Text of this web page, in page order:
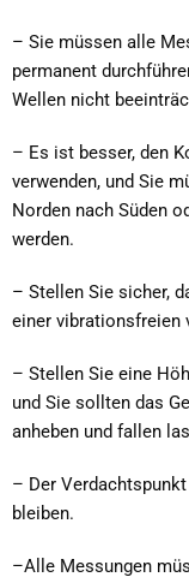
– Sie müssen alle
permanent
Wellen nicht
– Es ist besser, den
verwenden, und Sie
Norden nach Süden
werden.
– Stellen Sie sicher,
einer vibrationsfreien
– Stellen Sie eine
und Sie sollten das
anheben und fallen
– Der
bleiben.
–Alle Messungen